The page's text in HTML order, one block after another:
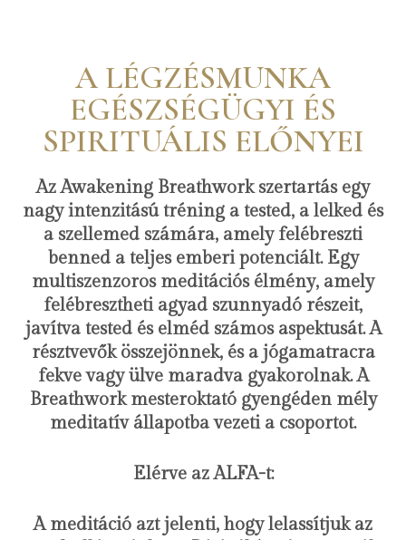
A LÉGZÉSMUNKA
EGÉSZSÉGÜGYI ÉS
SPIRITUÁLIS ELŐNYEI
Az Awakening Breathwork szertartás egy
nagy intenzitású tréning a tested, a lelked és
a szellemed számára, amely felébreszti
benned a teljes emberi potenciált. Egy
multiszenzoros meditációs élmény, amely
felébresztheti agyad szunnyadó részeit,
javítva tested és elméd számos aspektusát. A
résztvevők összejönnek, és a jógamatracra
fekve vagy ülve maradva gyakorolnak. A
Breathwork mesteroktató gyengéden mély
meditatív állapotba vezeti a csoportot.
Elérve az ALFA-t:
A meditáció azt jelenti, hogy lelassítjuk az